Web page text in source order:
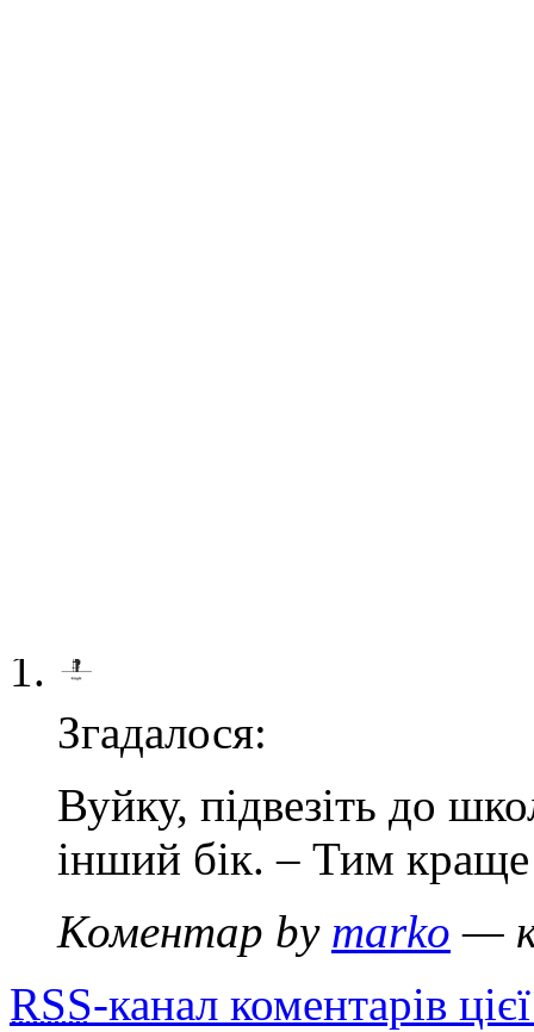
Згадалося:
Вуйку, підвезіть до
інший бік. – Тим
Коментар by marko —
RSS-канал коментарів